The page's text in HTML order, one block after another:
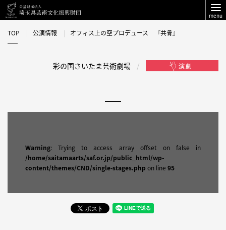
menu
TOP 公演情報 オフィス上の空プロデュース 『共骨』
彩の国さいたま芸術劇場
Warning: Trying to access array offset on false in
/home/saitamaarts/saf.or.jp/public_html/wp-
content/themes/CND/single-stages.php on line 95